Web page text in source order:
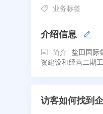
业务标签
介绍信息
简介
盐田国际
资建设和经营二期
访客如何找到